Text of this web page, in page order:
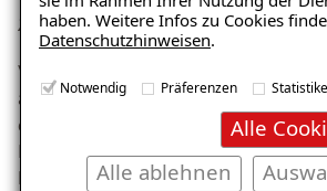
haben. Weitere Infos zu Cookies
Datenschutzhinweisen.
Notwendig Präferenzen
Alle
Alle ablehnen
Zeichnung: Wärmebrücke bei
Vor allem bei Altbauten ist der
auskragende Betonplatte, die in
der Geschossdecke abgekoppelt ist.
Balkonplatte ist lediglich eine
Raumdecke nach außen. Dadurch,